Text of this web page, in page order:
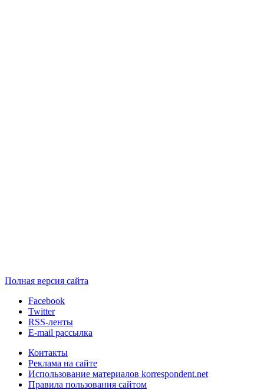
Полная версия сайта
Facebook
Twitter
RSS-ленты
E-mail рассылка
Контакты
Реклама на сайте
Использование материалов korrespondent.net
Правила пользования сайтом